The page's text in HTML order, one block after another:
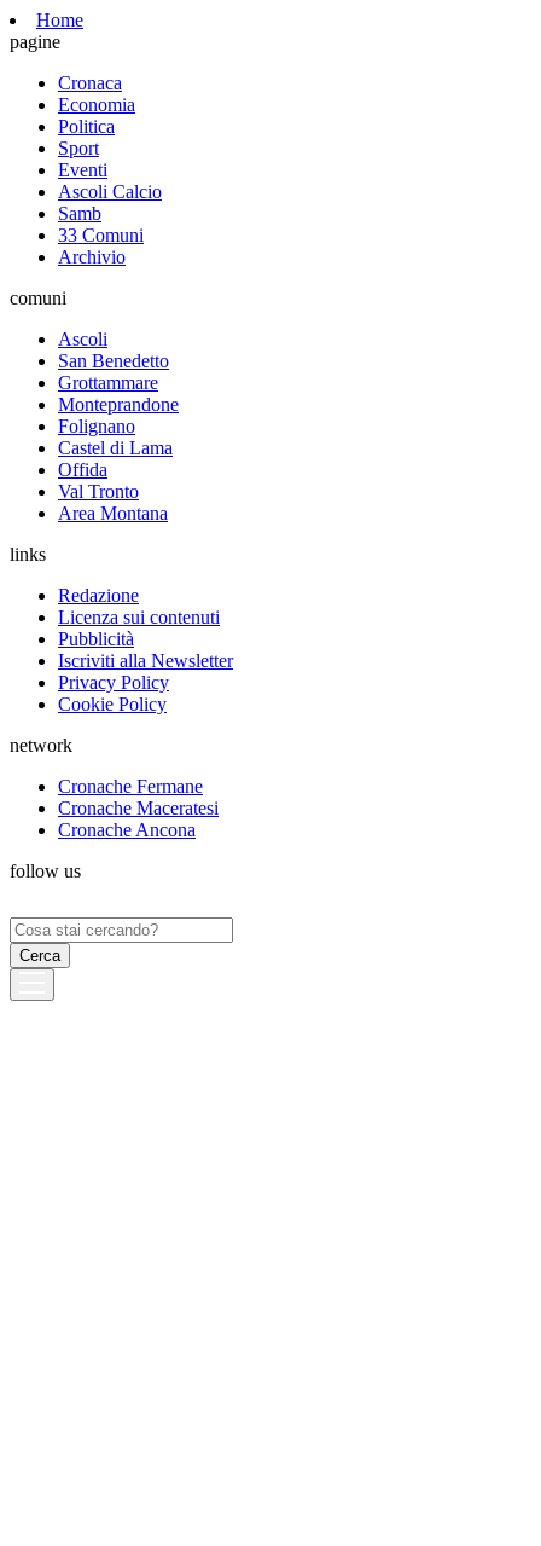
Home
pagine
Cronaca
Economia
Politica
Sport
Eventi
Ascoli Calcio
Samb
33 Comuni
Archivio
comuni
Ascoli
San Benedetto
Grottammare
Monteprandone
Folignano
Castel di Lama
Offida
Val Tronto
Area Montana
links
Redazione
Licenza sui contenuti
Pubblicità
Iscriviti alla Newsletter
Privacy Policy
Cookie Policy
network
Cronache Fermane
Cronache Maceratesi
Cronache Ancona
follow us
Ricerca
per: